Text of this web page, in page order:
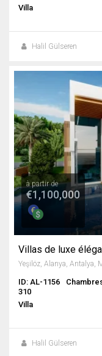
Villa
Halil Gülseren
à partir de
€1,100,000
Villas de luxe
ID: AL-1156
310
Villa
Halil Gülseren